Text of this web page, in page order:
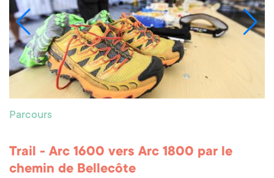
Parcours
Trail - Arc 1600 vers Arc 1800 par le
chemin de Bellecôte